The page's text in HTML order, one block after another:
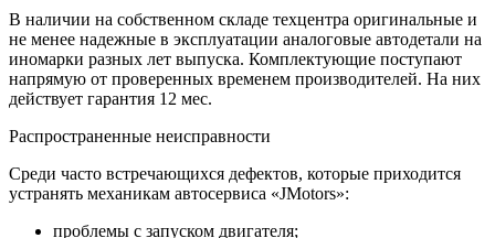
В наличии на собственном складе техцентра оригинальные и
не менее надежные в эксплуатации аналоговые автодетали на
иномарки разных лет выпуска. Комплектующие поступают
напрямую от проверенных временем производителей. На них
действует гарантия 12 мес.
Распространенные неисправности
Среди часто встречающихся дефектов, которые приходится
устранять механикам автосервиса «JMotors»:
проблемы с запуском двигателя;